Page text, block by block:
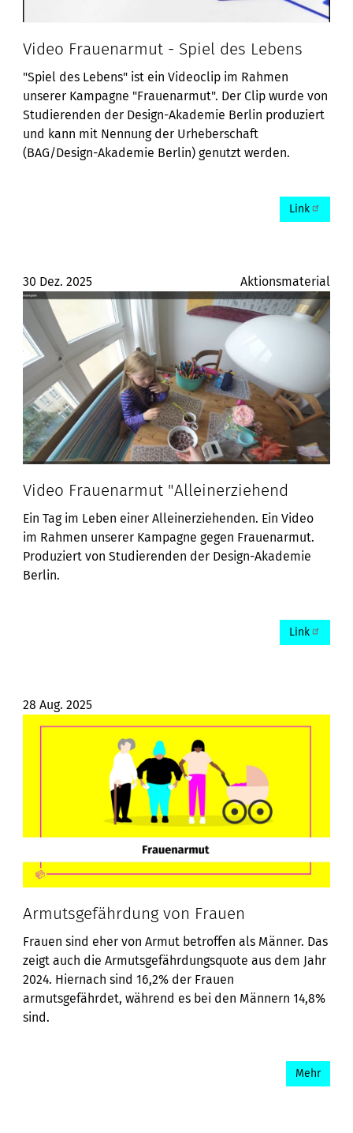
Video Frauenarmut - Spiel des Lebens
"Spiel des Lebens" ist ein Videoclip im Rahmen
unserer Kampagne "Frauenarmut". Der Clip wurde von
Studierenden der Design-Akademie Berlin produziert
und kann mit Nennung der Urheberschaft
(BAG/Design-Akademie Berlin) genutzt werden.
Link
Aktionsmaterial
30 Dez. 2025
Video Frauenarmut "Alleinerziehend
Ein Tag im Leben einer Alleinerziehenden. Ein Video
im Rahmen unserer Kampagne gegen Frauenarmut.
Produziert von Studierenden der Design-Akademie
Berlin.
Link
28 Aug. 2025
Armutsgefährdung von Frauen
Frauen sind eher von Armut betroffen als Männer. Das
zeigt auch die Armutsgefährdungsquote aus dem Jahr
2024. Hiernach sind 16,2% der Frauen
armutsgefährdet, während es bei den Männern 14,8%
sind.
Mehr